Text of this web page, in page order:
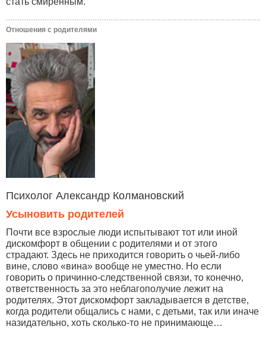
Отношения с родителями
Психолог Александр Колмановский
Усыновить родителей
Почти все взрослые люди испытывают тот или иной
дискомфорт в общении с родителями и от этого
страдают. Здесь не приходится говорить о чьей-либо
вине, слово «вина» вообще не уместно. Но если
говорить о причинно-следственной связи, то конечно,
ответственность за это неблагополучие лежит на
родителях. Этот дискомфорт закладывается в детстве,
когда родители общались с нами, с детьми, так или иначе
назидательно, хоть сколько-то не принимающе…